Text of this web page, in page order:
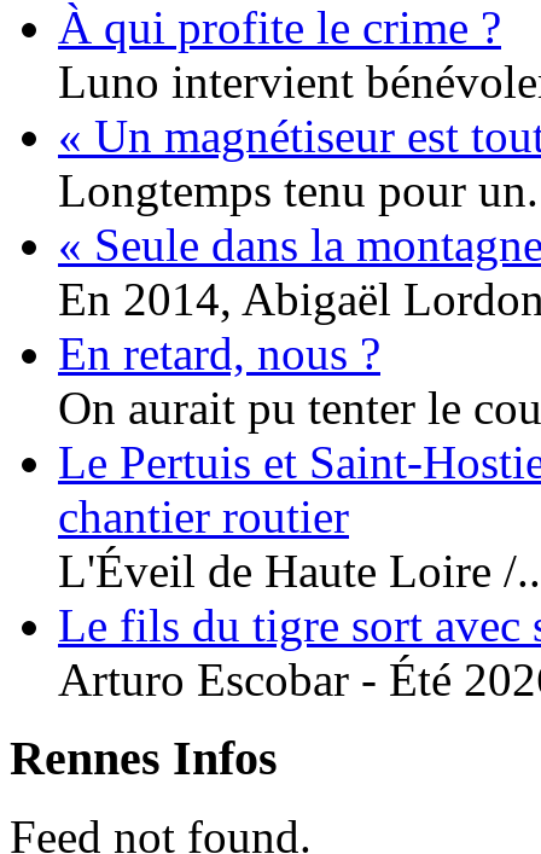
À qui profite le crime ?
Luno intervient
« Un magnétiseur est
Longtemps tenu pour
« Seule dans la
En 2014, Abigaël
En retard, nous ?
On aurait pu tenter le
Le Pertuis et Saint-
chantier routier
L'Éveil de Haute Loire /
Le fils du tigre sort avec
Arturo Escobar - Été
Rennes Infos
Feed not found.